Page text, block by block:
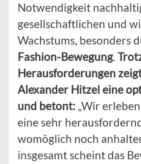
Notwendigkeit
gesellschaftlichen und
Wachstums, besonders
Fashion-Bewegung.
Herausforderungen
Alexander Hitzel eine
und betont: „Wir
eine sehr
womöglich noch
insgesamt scheint das